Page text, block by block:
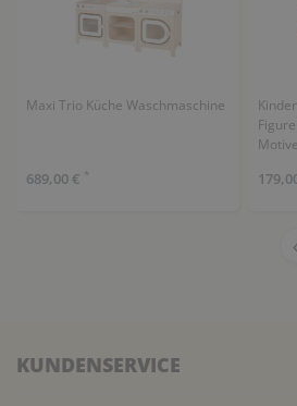
Maxi Trio Küche Waschmaschine
689,00 € *
KUNDENSERVICE